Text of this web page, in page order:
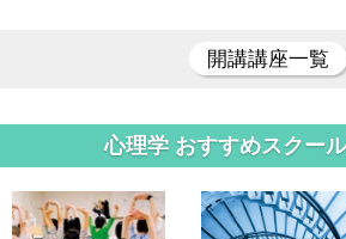
開講講座一覧
心理学 おすすめスクー